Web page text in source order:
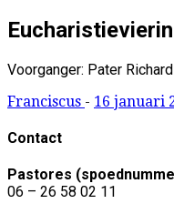
Voorganger: Pater
Franciscus - 16 januari
Contact
Pastores
06 – 26 58 02 11